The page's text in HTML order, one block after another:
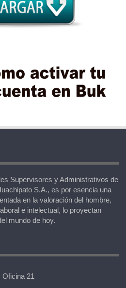
Supervisores y Administrativos de
S.A., es por esencia una
en la valoración del hombre,
e intelectual, lo proyectan
mundo de hoy.
21